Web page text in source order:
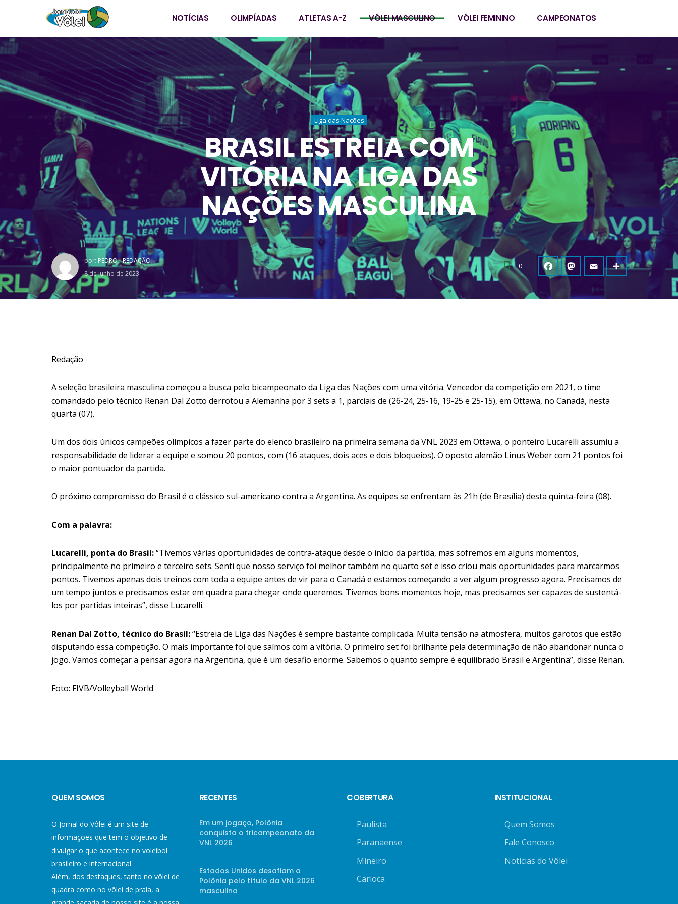
NOTÍCIAS OLIMPÍADAS ATLETAS A-Z VÔLEI MASCULINO VÔLEI FEMININO CAMPEONATOS
Liga das Nações
BRASIL ESTREIA COM
VITÓRIA NA LIGA DAS
NAÇÕES MASCULINA
por: PEDRO - REDAÇÃO
8 de junho de 2023
0
Redação
A seleção brasileira masculina começou a busca pelo bicampeonato da Liga das Nações com uma vitória. Vencedor da competição em 2021, o time
comandado pelo técnico Renan Dal Zotto derrotou a Alemanha por 3 sets a 1, parciais de (26-24, 25-16, 19-25 e 25-15), em Ottawa, no Canadá, nesta
quarta (07).
Um dos dois únicos campeões olímpicos a fazer parte do elenco brasileiro na primeira semana da VNL 2023 em Ottawa, o ponteiro Lucarelli assumiu a
responsabilidade de liderar a equipe e somou 20 pontos, com (16 ataques, dois aces e dois bloqueios). O oposto alemão Linus Weber com 21 pontos foi
o maior pontuador da partida.
O próximo compromisso do Brasil é o clássico sul-americano contra a Argentina. As equipes se enfrentam às 21h (de Brasília) desta quinta-feira (08).
Com a palavra:
Lucarelli, ponta do Brasil:“Tivemos várias oportunidades de contra-ataque desde o início da partida, mas sofremos em alguns momentos,
principalmente no primeiro e terceiro sets. Senti que nosso serviço foi melhor também no quarto set e isso criou mais oportunidades para marcarmos
pontos. Tivemos apenas dois treinos com toda a equipe antes de vir para o Canadá e estamos começando a ver algum progresso agora. Precisamos de
um tempo juntos e precisamos estar em quadra para chegar onde queremos. Tivemos bons momentos hoje, mas precisamos ser capazes de sustentá-
los por partidas inteiras”, disse Lucarelli.
Renan Dal Zotto, técnico do Brasil:“Estreia de Liga das Nações é sempre bastante complicada. Muita tensão na atmosfera, muitos garotos que estão
disputando essa competição. O mais importante foi que saímos com a vitória. O primeiro set foi brilhante pela determinação de não abandonar nunca o
jogo. Vamos começar a pensar agora na Argentina, que é um desafio enorme. Sabemos o quanto sempre é equilibrado Brasil e Argentina”, disse Renan.
Foto: FIVB/Volleyball World
QUEM SOMOS
O Jornal do Vôlei é um site de
informações que tem o objetivo de
divulgar o que acontece no voleibol
brasileiro e internacional.
Além, dos destaques, tanto no vôlei de
quadra como no vôlei de praia, a
RECENTES
Em um jogaço, Polônia
conquista o tricampeonato da
VNL 2026
Estados Unidos desafiam a
Polônia pelo título da VNL 2026
masculina
COBERTURA
Paulista
Paranaense
Mineiro
Carioca
INSTITUCIONAL
Quem Somos
Fale Conosco
Notícias do Vôlei